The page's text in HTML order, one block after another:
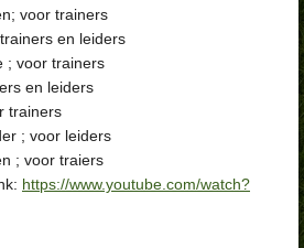
voor trainers
en leiders
; voor trainers
en leiders
trainers
; voor leiders
; voor traiers
https://www.youtube.com/watch?